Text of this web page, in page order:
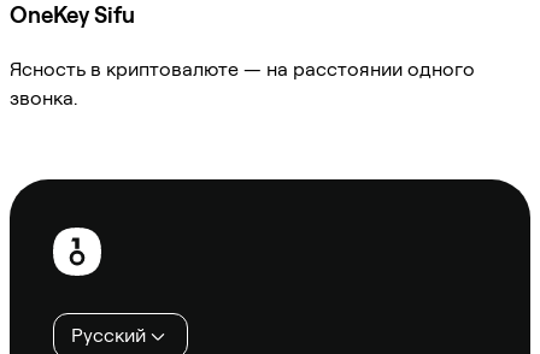
OneKey Sifu
Ясность в криптовалюте — на расстоянии одного
звонка.
Нижний
колонтитул
Русский